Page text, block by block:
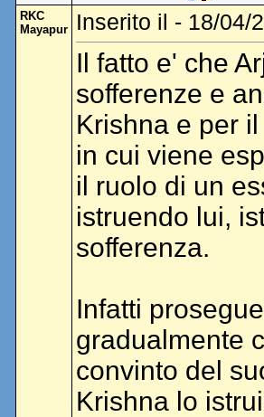
RKC
Mayapur
Inserito il - 18/04/
Il fatto e' che
sofferenze e
Krishna e per
in cui viene
il ruolo di un
istruendo lui,
sofferenza.
Infatti
gradualmente
convinto del
Krishna lo